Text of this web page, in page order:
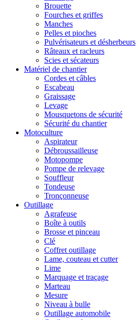
Brouette
Fourches et griffes
Manches
Pelles et pioches
Pulvérisateurs et désherbeurs
Râteaux et racleurs
Scies et sécateurs
Matériel de chantier
Cordes et câbles
Escabeau
Graissage
Levage
Mousquetons de sécurité
Sécurité du chantier
Motoculture
Aspirateur
Débroussailleuse
Motopompe
Pompe de relevage
Souffleur
Tondeuse
Tronçonneuse
Outillage
Agrafeuse
Boîte à outils
Brosse et pinceau
Clé
Coffret outillage
Lame, couteau et cutter
Lime
Marquage et traçage
Marteau
Mesure
Niveau à bulle
Outillage automobile